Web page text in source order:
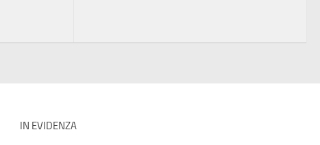
IN EVIDENZA